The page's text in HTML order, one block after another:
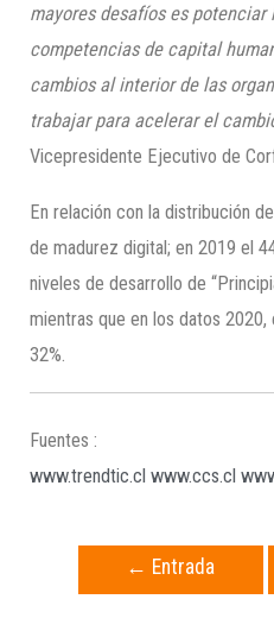
mayores desafíos es potenciar
competencias de capital
cambios al interior de las
trabajar para acelerar el
Vicepresidente Ejecutivo de
En relación con la distribución
de madurez digital; en 2019 el
niveles de desarrollo de
mientras que en los datos
32%.
Fuentes :
www.trendtic.cl www.ccs.cl
← Entrada